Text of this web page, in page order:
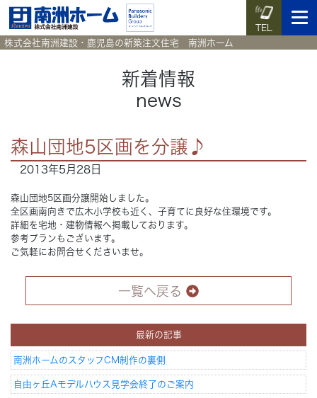
TEL
HOME ホーム
News 新着情報
Works 施工実例集
Voice お客様の声
Concept コンセプト
Techno EX テクノストラクチャーEX
株式会社南洲建設・鹿児島の新築注文住宅 南洲ホーム
新着情報
news
森山団地5区画を分譲♪
2013年5月28日
森山団地5区画分譲開始しました。
全区画南向きで広木小学校も近く、子育てに良好な住環境です。
詳細を宅地・建物情報へ掲載しております。
参考プランもございます。
ご気軽にお問合せくださいませ。
一覧へ戻る
最新の記事
南洲ホームのスタッフCM制作の裏側
自由ヶ丘Aモデルハウス見学会終了のご案内